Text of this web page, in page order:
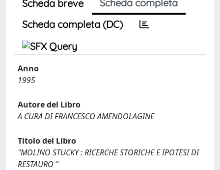
Scheda breve
Scheda completa
Scheda completa (DC)
Anno
1995
Autore del Libro
A CURA DI FRANCESCO AMENDOLAGINE
Titolo del Libro
"MOLINO STUCKY : RICERCHE STORICHE E IPOTESI DI
RESTAURO "